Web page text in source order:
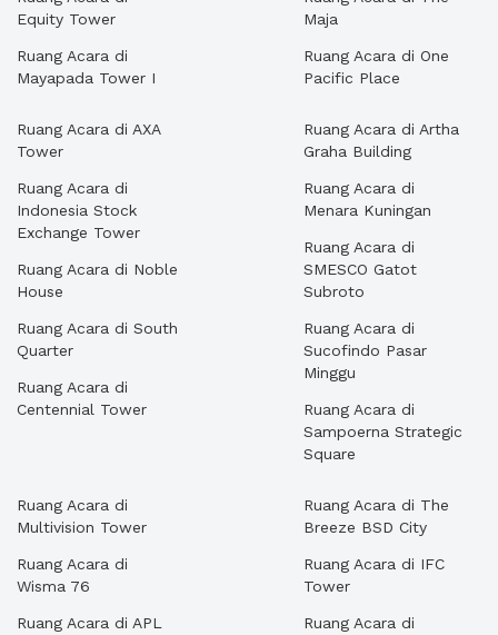
Equity Tower
Ruang Acara di
Mayapada Tower I
Maja
Ruang Acara di One
Pacific Place
Ruang Acara di AXA
Tower
Ruang Acara di
Indonesia Stock
Exchange Tower
Ruang Acara di Noble
House
Ruang Acara di South
Quarter
Ruang Acara di
Centennial Tower
Ruang Acara di Artha
Graha Building
Ruang Acara di
Menara Kuningan
Ruang Acara di
SMESCO Gatot
Subroto
Ruang Acara di
Sucofindo Pasar
Minggu
Ruang Acara di
Sampoerna Strategic
Square
Ruang Acara di
Multivision Tower
Ruang Acara di
Wisma 76
Ruang Acara di APL
Ruang Acara di The
Breeze BSD City
Ruang Acara di IFC
Tower
Ruang Acara di